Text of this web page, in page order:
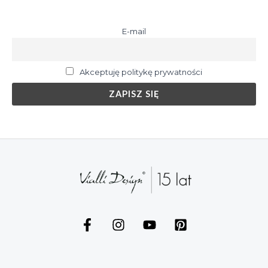
E-mail
Akceptuję politykę prywatności